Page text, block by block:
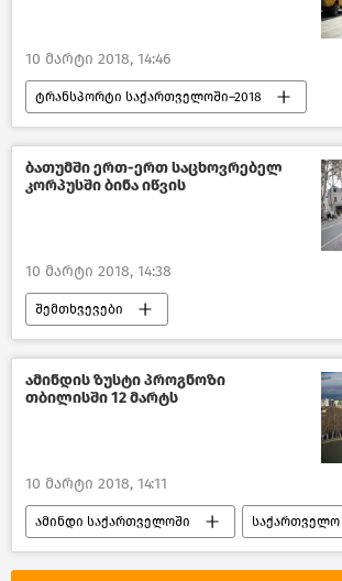
10 მარტი 2018, 14:46
ტრანსპორტი საქართველოში–2018
ამინდი საქართველოში საქართველო
ბათუმში ერთ-ერთ საცხოვრებელ
კორპუსში ბინა იწვის
10 მარტი 2018, 14:38
შემთხვევები
შემთხვევები საქართველოში –2018
საქართველო
ამინდის ზუსტი პროგნოზი
თბილისში 12 მარტს
10 მარტი 2018, 14:11
ამინდი საქართველოში საქართველო